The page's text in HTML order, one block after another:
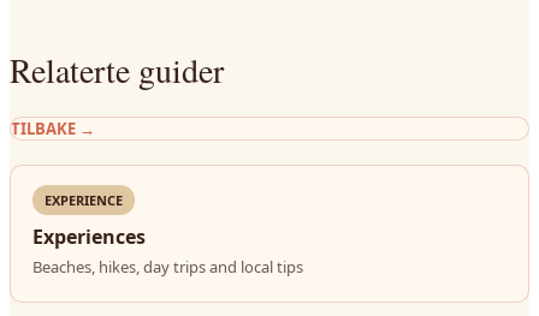
Relaterte guider
TILBAKE →
EXPERIENCE
Experiences
Beaches, hikes, day trips and local tips